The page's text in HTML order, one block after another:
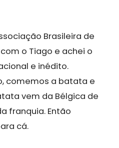
Brasileira de
o Tiago e achei o
e inédito.
comemos a batata e
vem da Bélgica de
franquia. Então
cá.